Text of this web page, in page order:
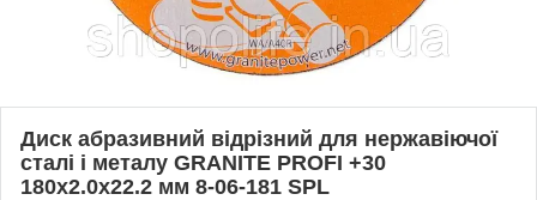
Диск абразивний відрізний для нержавіючої
сталі і металу GRANITE PROFI +30
180х2.0х22.2 мм 8-06-181 SPL